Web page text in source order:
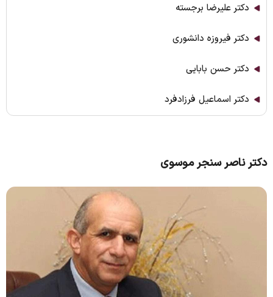
دکتر علیرضا برجسته
دکتر فیروزه دانشوری
دکتر حسن بابایی
دکتر اسماعیل فرزادفرد
دکتر ناصر سنجر موسوی